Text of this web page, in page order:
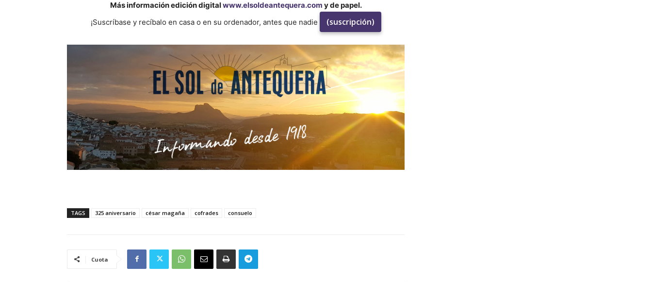
Más información edición digitalwww.elsoldeantequera.com y de papel.
¡Suscríbase y recíbalo en casa o en su ordenador, antes que nadie
(suscripción)
TAGS 325 aniversario césar magaña cofrades consuelo
Cuota